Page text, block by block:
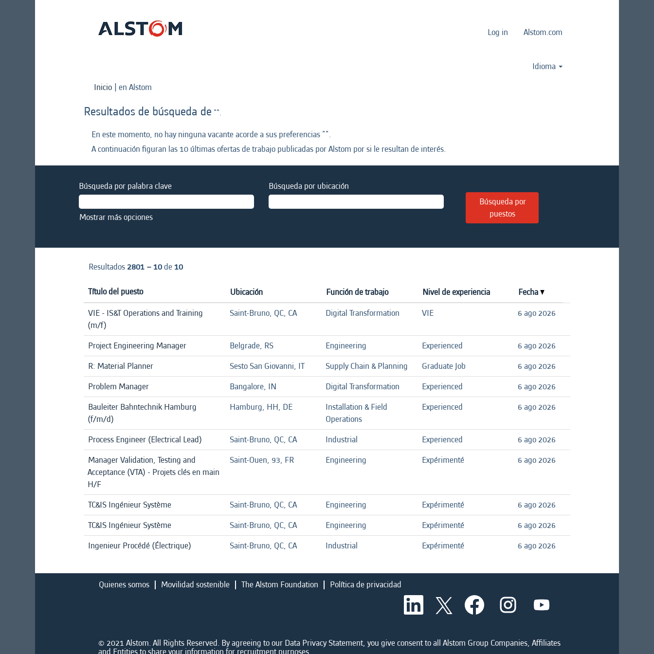
Log in Alstom.com
Idioma
Inicio | en Alstom
Resultados de búsqueda de "".
En este momento, no hay ninguna vacante acorde a sus preferencias "".
A continuación figuran las 10 últimas ofertas de trabajo publicadas por Alstom por si le resultan de interés.
Búsqueda por palabra clave Búsqueda por ubicación
Mostrar más opciones
Resultados 2801 – 10de10
Título del puesto Ubicación Función de trabajo Nivel de experiencia
Fecha
VIE - IS&T Operations and Training
(m/f)
Saint-Bruno, QC, CA Digital Transformation VIE 6 ago 2026
Project Engineering Manager Belgrade, RS Engineering Experienced
6 ago 2026
R: Material Planner
Sesto San Giovanni, IT Supply Chain & Planning Graduate Job
6 ago 2026
Problem Manager
Bangalore, IN Digital Transformation Experienced
6 ago 2026
Bauleiter Bahntechnik Hamburg
(f/m/d)
Hamburg, HH, DE
Installation & Field
Operations
Experienced 6 ago 2026
Process Engineer (Electrical Lead) Saint-Bruno, QC, CA Industrial Experienced
6 ago 2026
Manager Validation, Testing and
Acceptance (VTA) - Projets clés en main
H/F
Saint-Ouen, 93, FR Engineering Expérimenté 6 ago 2026
TC&IS Ingénieur Système Saint-Bruno, QC, CA Engineering Expérimenté
6 ago 2026
TC&IS Ingénieur Système
Saint-Bruno, QC, CA Engineering Expérimenté
6 ago 2026
Ingenieur Procédé (Électrique)
Saint-Bruno, QC, CA Industrial Expérimenté 6 ago 2026
Quienes somos Movilidad sostenible The Alstom Foundation
Política de privacidad
S
a
e
e
S
e
a
e
S
e
a
e
e
e
e
e
e
© 2021 Alstom. All Rights Reserved. By agreeing to our Data Privacy Statement, you give consent to all Alstom Group Companies, Affiliates
and Entities to share your information for recruitment purposes.